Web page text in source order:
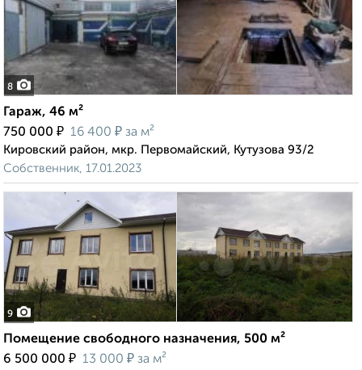
8
Гараж, 46 м²
750 000 ₽ 16 400 ₽ за м²
Кировский район, мкр. Первомайский, Кутузова 93/2
Собственник, 17.01.2023
9
Помещение свободного назначения, 500 м²
6 500 000 ₽ 13 000 ₽ за м²